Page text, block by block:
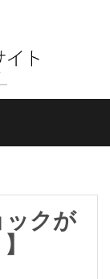
ックが